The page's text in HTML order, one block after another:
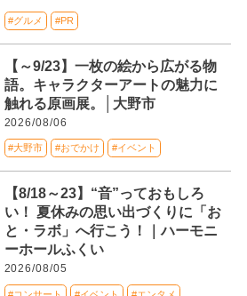
#グルメ #PR
【～9/23】一枚の絵から広がる物
語。キャラクターアートの魅力に
触れる原画展。│大野市
2026/08/06
#大野市 #おでかけ #イベント
【8/18～23】“音”っておもしろ
い！ 夏休みの思い出づくりに「お
と・ラボ」へ行こう！｜ハーモニ
ーホールふくい
2026/08/05